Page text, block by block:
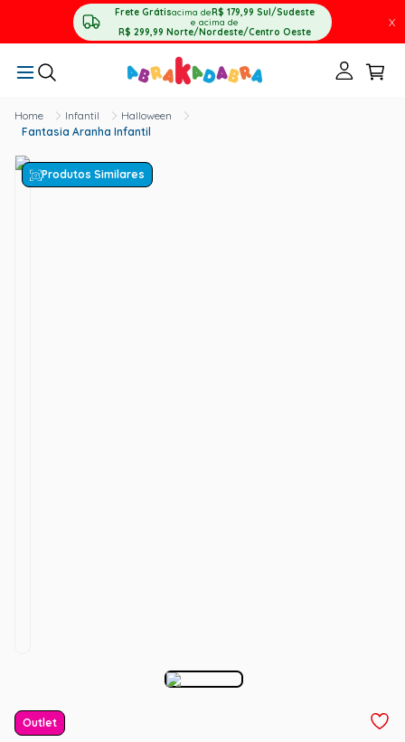
Frete Grátisacima deR$ 179,99 Sul/Sudeste
e acima de
R$ 299,99 Norte/Nordeste/Centro Oeste
X
Infantil
Halloween
Fantasia Aranha Infantil
Produtos Similares
Outlet